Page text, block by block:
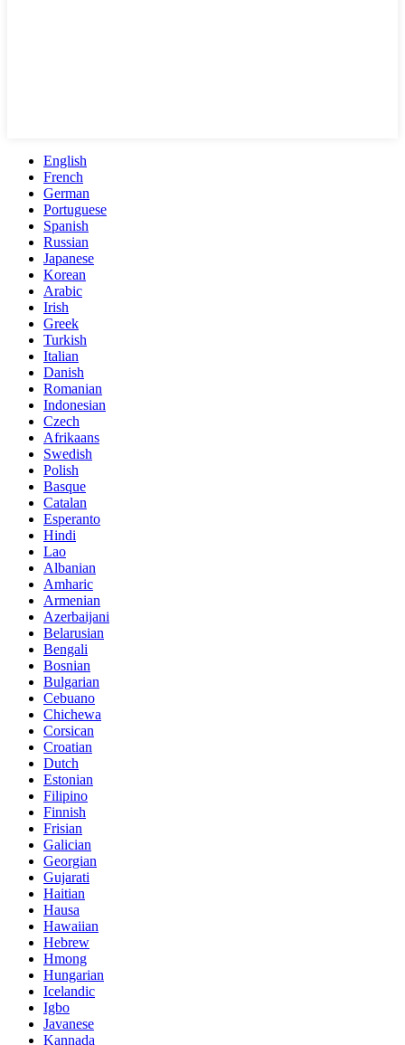
English
French
German
Portuguese
Spanish
Russian
Japanese
Korean
Arabic
Irish
Greek
Turkish
Italian
Danish
Romanian
Indonesian
Czech
Afrikaans
Swedish
Polish
Basque
Catalan
Esperanto
Hindi
Lao
Albanian
Amharic
Armenian
Azerbaijani
Belarusian
Bengali
Bosnian
Bulgarian
Cebuano
Chichewa
Corsican
Croatian
Dutch
Estonian
Filipino
Finnish
Frisian
Galician
Georgian
Gujarati
Haitian
Hausa
Hawaiian
Hebrew
Hmong
Hungarian
Icelandic
Igbo
Javanese
Kannada